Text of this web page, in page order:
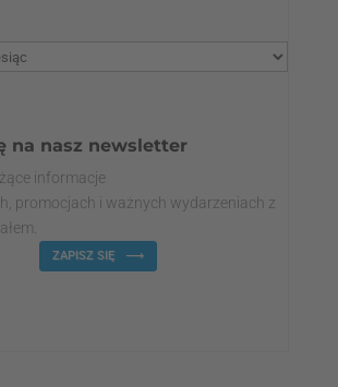
na nasz newsletter
informacje
promocjach i ważnych wydarzeniach z
ZAPISZ SIĘ